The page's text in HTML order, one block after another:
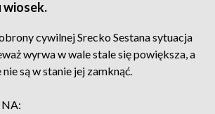
wiosek.
cywilnej Srecko Sestana sytuacja
wyrwa w wale stale się powiększa, a
są w stanie jej zamknąć.